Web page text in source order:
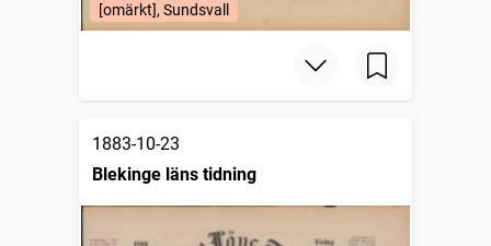
[omärkt], Sundsvall
1883-10-23
Blekinge läns tidning